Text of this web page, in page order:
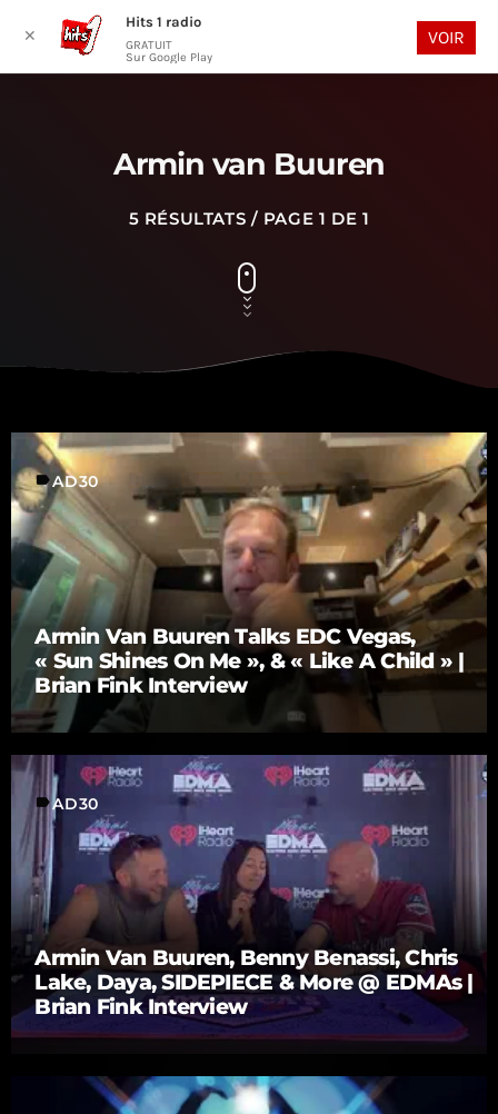
play_arrow
Armin van Buuren
5 RÉSULTATS / PAGE 1 DE 1
labelAD30
Armin Van Buuren Talks EDC Vegas,
« Sun Shines On Me », & « Like A Child » |
Brian Fink Interview
labelAD30
Armin Van Buuren, Benny Benassi, Chris
Lake, Daya, SIDEPIECE & More @ EDMAs |
Brian Fink Interview
✕
Hits 1 radio
GRATUIT
Sur Google Play
VOIR